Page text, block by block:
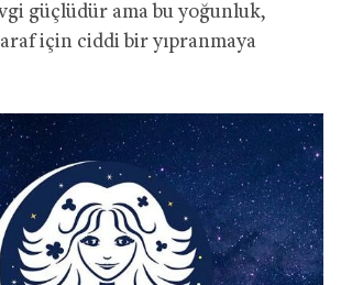
güçlüdür ama bu yoğunluk,
için ciddi bir yıpranmaya